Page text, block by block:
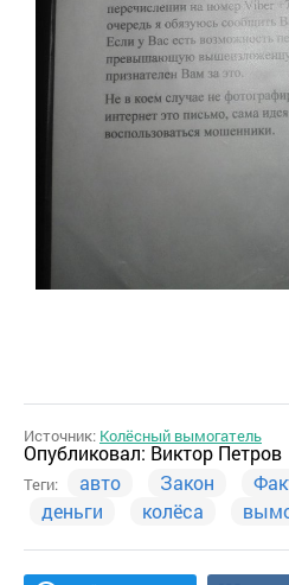
Источник: Колёсный вымогатель
Опубликовал:Виктор Петров
Теги: авто Закон
деньги
колёса